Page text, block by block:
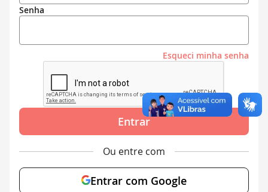
Senha
Esqueci minha senha
Entrar
Ou entre com
Entrar com Google